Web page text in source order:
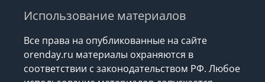
Использование материалов
Все права на опубликованные на сайте
orenday.ru материалы охраняются в
соответствии с законодательством РФ. Любое